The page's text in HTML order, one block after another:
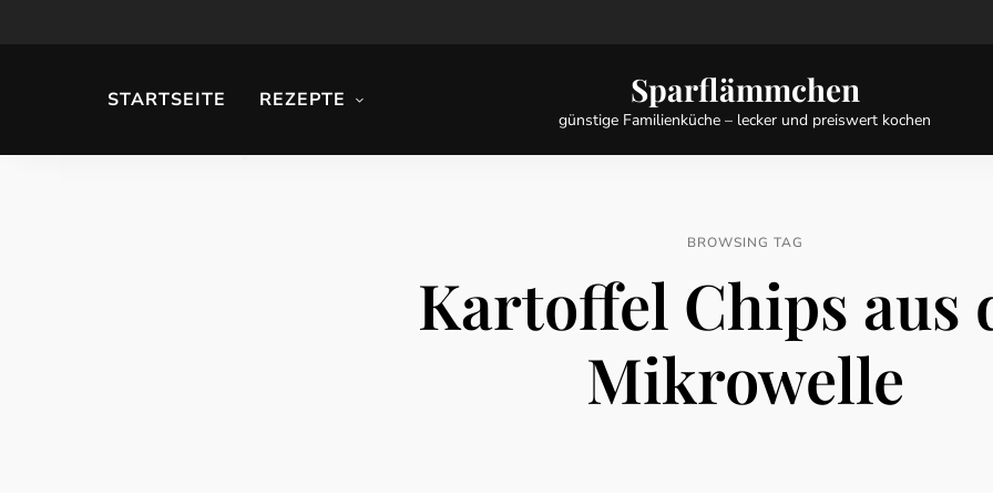
Sparflämmchen
günstige Familienküche – lecker und preiswert kochen
STARTSEITE REZEPTE
BROWSING TAG
Kartoffel Chips aus
Mikrowelle